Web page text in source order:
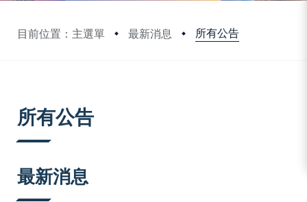
目前位置：主選單 最新消息 所有公告
所有公告
最新消息